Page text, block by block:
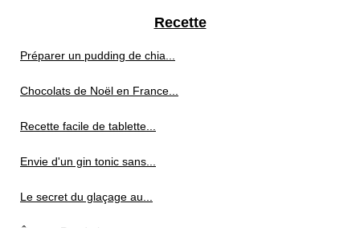
Recette
Préparer un pudding de chia...
Chocolats de Noël en France...
Recette facile de tablette...
Envie d'un gin tonic sans...
Le secret du glaçage au...